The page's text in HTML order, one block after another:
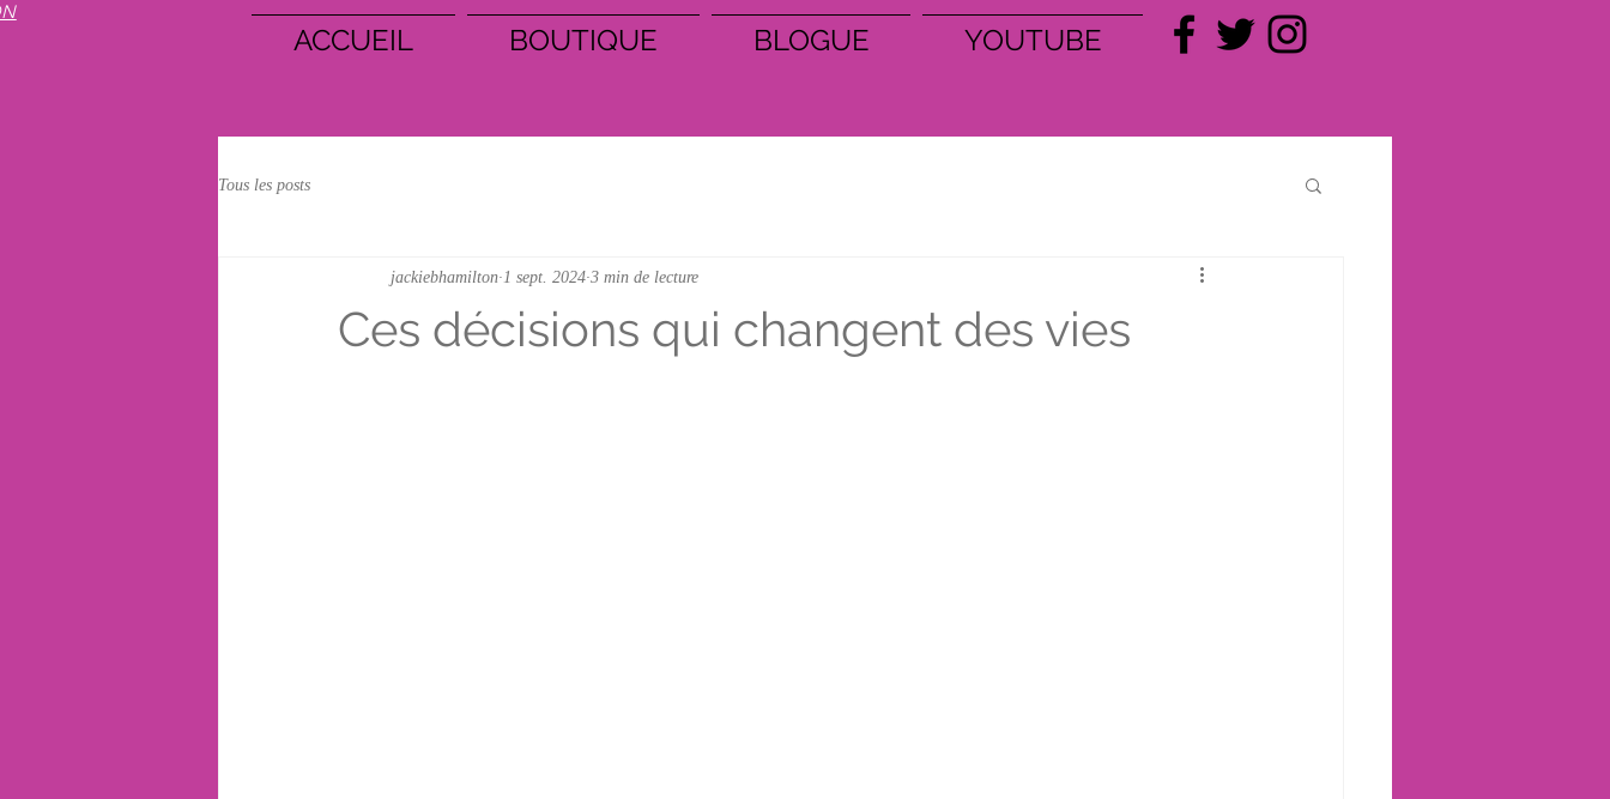
ACCUEIL BOUTIQUE BLOGUE YOUTUBE
Tous les posts
Ces décisions qui changent des vies
jackiebhamilton 1 sept. 2024 3 min de lecture